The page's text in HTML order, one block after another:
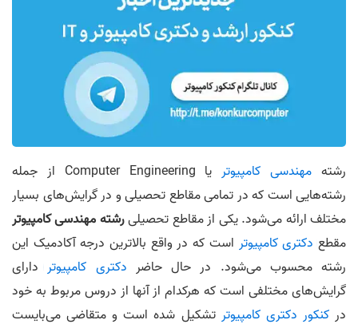
رشته مهندسی کامپیوتر
یا Computer Engineering از جمله
رشته‌هایی است که در تمامی مقاطع تحصیلی و در گرایش‌های بسیار
مختلف ارائه می‌شود. یکی از مقاطع تحصیلیرشته مهندسی کامپیوتر
مقطع دکتری کامپیوتر است که در واقع بالاترین درجه آکادمیک این
رشته محسوب می‌شود. در حال حاضر دکتری کامپیوتردارای
گرایش‌های مختلفی است که هرکدام از آنها از دروس مربوط به خود
درکنکور دکتری کامپیوتر تشکیل شده است و متقاضی می‌بایست